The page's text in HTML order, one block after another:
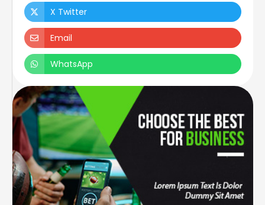
X Twitter
Email
WhatsApp